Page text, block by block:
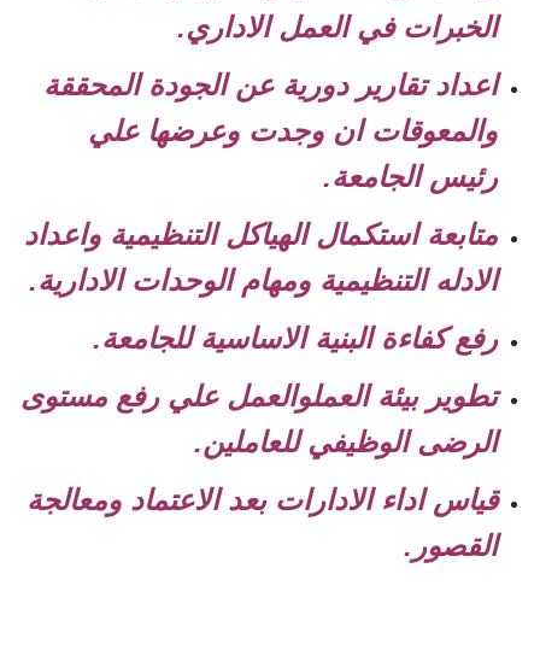
الخبرات في العمل الاداري.
اعداد تقارير دورية عن الجودة المحققة
والمعوقات ان وجدت وعرضها علي
رئيس الجامعة.
متابعة استكمال الهياكل التنظيمية واعداد
الادله التنظيمية ومهام الوحدات الادارية.
رفع كفاءة البنية الاساسية للجامعة.
تطوير بيئة العملوالعمل علي رفع مستوى
الرضى الوظيفي للعاملين.
قياس اداء الادارات بعد الاعتماد ومعالجة
القصور.